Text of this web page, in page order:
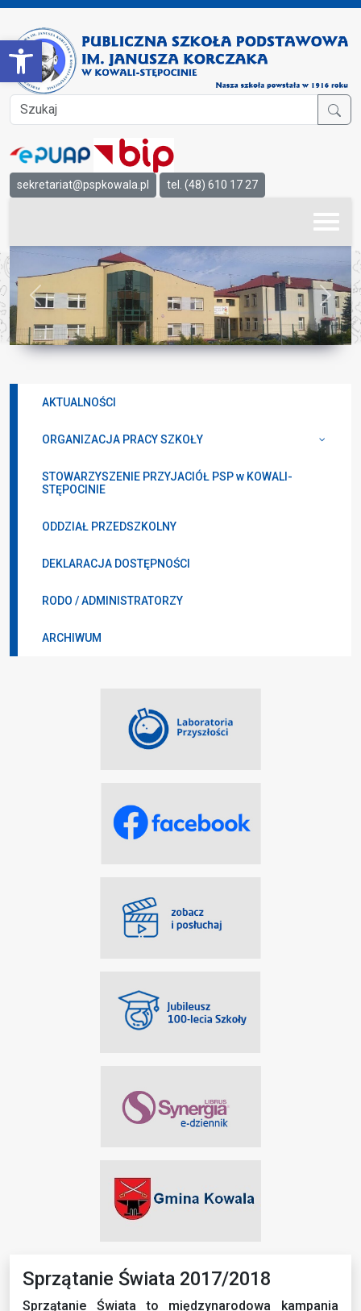
Open toolbar
sekretariat@pspkowala.pl tel. (48) 610 17 27
Previous Next
AKTUALNOŚCI
ORGANIZACJA PRACY SZKOŁY
STOWARZYSZENIE PRZYJACIÓŁ PSP w KOWALI-
STĘPOCINIE
ODDZIAŁ PRZEDSZKOLNY
DEKLARACJA DOSTĘPNOŚCI
RODO / ADMINISTRATORZY
ARCHIWUM
Sprzątanie Świata 2017/2018
Sprzątanie Świata to międzynarodowa kampania